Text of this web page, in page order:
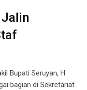
Bupati Seruyan, H
bagian di Sekretariat